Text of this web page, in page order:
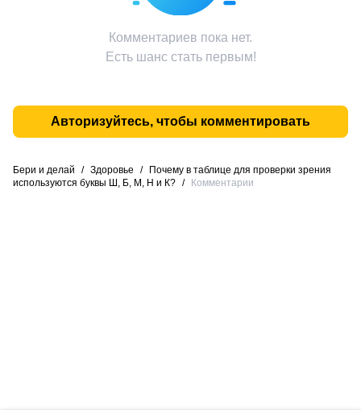
Комментариев пока нет.
Есть шанс стать первым!
Авторизуйтесь, чтобы комментировать
Бери и делай / Здоровье /
Почему в таблице для проверки зрения
используются буквы Ш, Б, М, Н и К? / Комментарии